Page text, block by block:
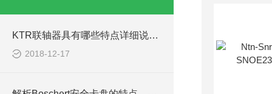
KTR联轴器具有哪些特点详细说明讨论
2018-12-17